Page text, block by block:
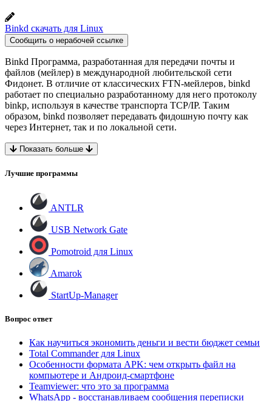
Binkd скачать для Linux
Сообщить о нерабочей ссылке
Binkd Программа, разработанная для передачи почты и
файлов (мейлер) в международной любительской сети
Фидонет. В отличие от классических FTN-мейлеров, binkd
работает по специально разработанному для него протоколу
binkp, используя в качестве транспорта TCP/IP. Таким
образом, binkd позволяет передавать фидошную почту как
через Интернет, так и по локальной сети.
Показать больше
Лучшие программы
ANTLR
USB Network Gate
Pomotroid для Linux
Amarok
StartUp-Manager
Вопрос ответ
Как научиться экономить деньги и вести бюджет семьи
Total Commander для Linux
Особенности формата APK: чем открыть файл на
компьютере и Андроид-смартфоне
Teamviewer: что это за программа
WhatsApp - восстанавливаем сообщения переписки